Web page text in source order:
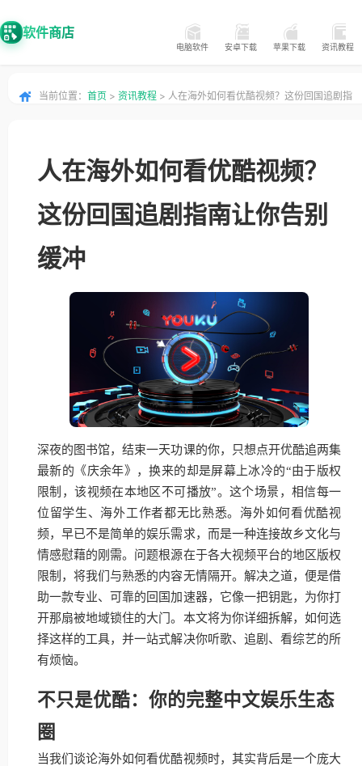
软件商店
电脑软件 安卓下载 苹果下载 资讯教程
当前位置： 首页 > 资讯教程 > 人在海外如何看优酷视频？这份回国追剧指
人在海外如何看优酷视频？
这份回国追剧指南让你告别
缓冲
深夜的图书馆，结束一天功课的你，只想点开优酷追两集
最新的《庆余年》，换来的却是屏幕上冰冷的“由于版权
限制，该视频在本地区不可播放”。这个场景，相信每一
位留学生、海外工作者都无比熟悉。海外如何看优酷视
频，早已不是简单的娱乐需求，而是一种连接故乡文化与
情感慰藉的刚需。问题根源在于各大视频平台的地区版权
限制，将我们与熟悉的内容无情隔开。解决之道，便是借
助一款专业、可靠的回国加速器，它像一把钥匙，为你打
开那扇被地域锁住的大门。本文将为你详细拆解，如何选
择这样的工具，并一站式解决你听歌、追剧、看综艺的所
有烦恼。
不只是优酷：你的完整中文娱乐生态
圈
当我们谈论海外如何看优酷视频时，其实背后是一个庞大